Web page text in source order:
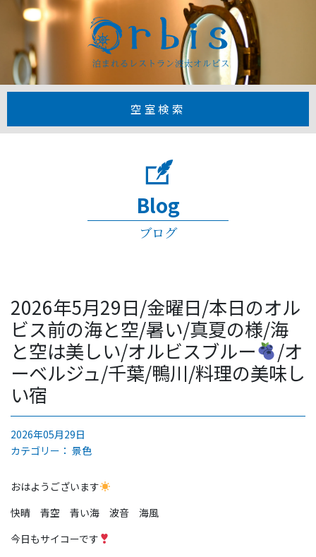
【公式】1日3
空室検索
Blog
ブログ
2026年5月29日/金曜日/本日のオル
ビス前の海と空/暑い/真夏の様/海
と空は美しい/オルビスブルー
/オ
ーベルジュ/千葉/鴨川/料理の美味し
い宿
2026年05月29日
カテゴリー： 景色
おはようございます
快晴 青空 青い海 波音 海風
今日もサイコーです